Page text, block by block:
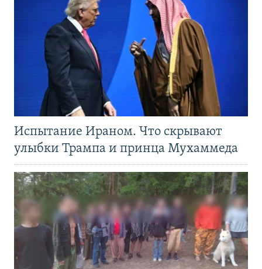
Испытание Ираном. Что скрывают
улыбки Трампа и принца Мухаммеда